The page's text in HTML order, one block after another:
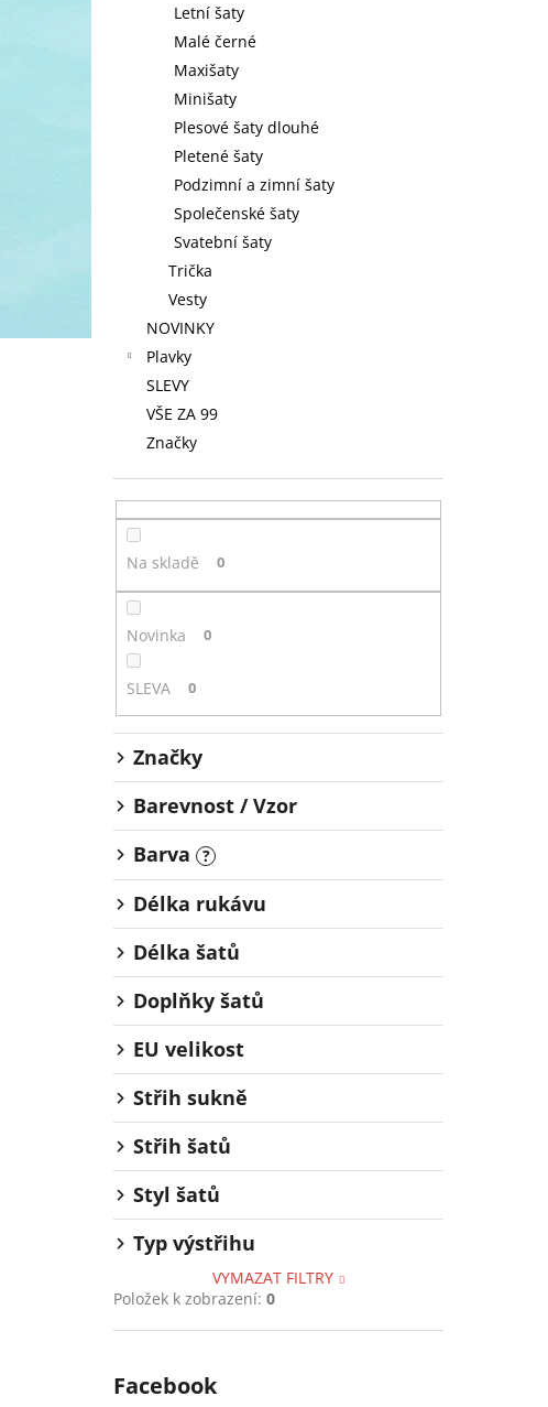
Letní šaty
Malé černé
Maxišaty
Minišaty
Plesové šaty dlouhé
Pletené šaty
Podzimní a zimní šaty
Společenské šaty
Svatební šaty
Trička
Vesty
NOVINKY
Plavky
SLEVY
VŠE ZA 99
Značky
Na skladě 0
Novinka 0
SLEVA 0
Značky
Barevnost / Vzor
Barva
?
Délka rukávu
Délka šatů
Doplňky šatů
EU velikost
Střih sukně
Střih šatů
Styl šatů
Typ výstřihu
VYMAZAT FILTRY
Položek k zobrazení: 0
Facebook